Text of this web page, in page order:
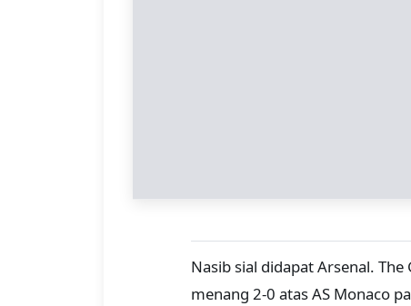
Nasib sial didapat Arsenal.
menang 2-0 atas AS Monaco